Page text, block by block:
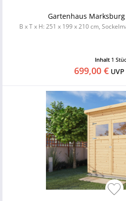
Gartenhaus
B x T x H: 251 x 199 x 210 cm,
Inhalt 1
699,00 €UVP